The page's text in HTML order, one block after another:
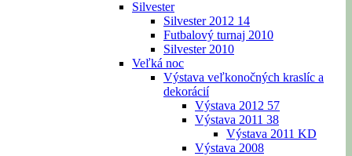
Silvester
Silvester 2012 14
Futbalový turnaj 2010
Silvester 2010
Veľká noc
Výstava veľkonočných kraslíc a
dekorácií
Výstava 2012 57
Výstava 2011 38
Výstava 2011 KD
Výstava 2008